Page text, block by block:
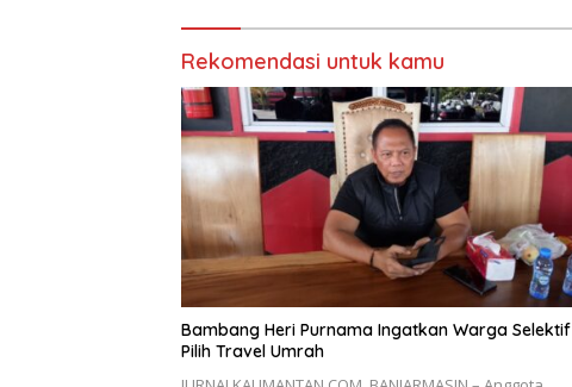
Rekomendasi untuk kamu
Bambang Heri Purnama Ingatkan Warga Selektif
Pilih Travel Umrah